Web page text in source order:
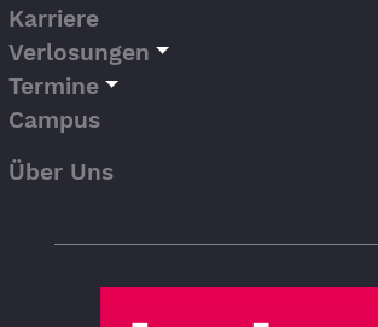
Karriere
Verlosungen
Termine
Campus
Über Uns